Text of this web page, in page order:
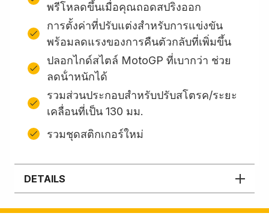
พรีโหลดขึ้นเมื่อคุณถอดสปริงออก
การตั้งค่าที่ปรับแต่งสำหรับการแข่งขัน
พร้อมลดแรงของการคืนตัวกลับที่เพิ่มขึ้น
ปลอกไกด์สไตล์ MotoGP ที่เบากว่า ช่วย
ลดน้ําหนักได้
รวมส่วนประกอบสําหรับปรับสโตรค/ระยะ
เคลื่อนที่เป็น 130 มม.
รวมชุดสติกเกอร์ใหม่
DETAILS